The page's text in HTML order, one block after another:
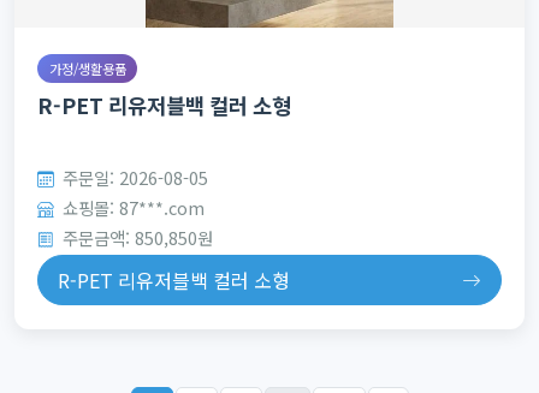
가정/생활용품
R-PET 리유저블백 컬러 소형
주문일: 2026-08-05
쇼핑몰: 87***.com
주문금액: 850,850원
R-PET 리유저블백 컬러 소형